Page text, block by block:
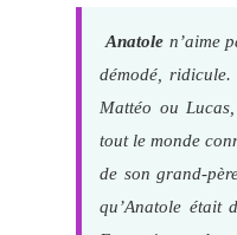
Anatolen’aime
démodé,
Mattéo ou
tout le monde
de son grand-
qu’Anatole était